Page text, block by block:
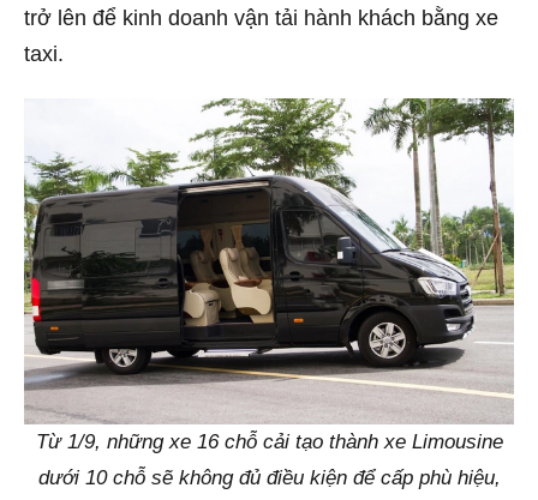
trở lên để kinh doanh vận tải hành khách bằng xe
taxi.
Từ 1/9, những xe 16 chỗ cải tạo thành xe Limousine
dưới 10 chỗ sẽ không đủ điều kiện để cấp phù hiệu,